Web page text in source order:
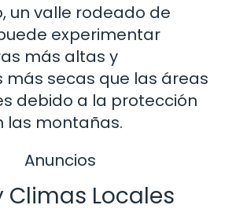
un valle rodeado de
experimentar
más altas y
más secas que las áreas
debido a la protección
las montañas.
Anuncios
Climas Locales